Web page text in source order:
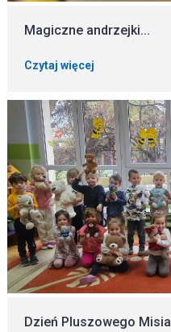
Magiczne andrzejki...
Czytaj więcej
Dzień Pluszowego Misia